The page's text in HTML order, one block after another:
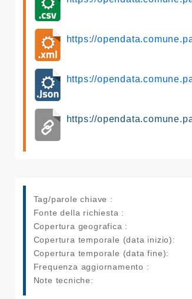
https://
https://
https://
Tag/parole chiave :
Fonte della richiesta :
Copertura geografica :
Copertura temporale (data inizio):
Copertura temporale (data fine):
Frequenza aggiornamento :
Note tecniche: